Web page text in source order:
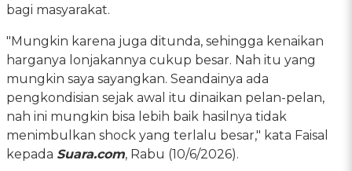
bagi masyarakat.
"Mungkin karena juga ditunda, sehingga kenaikan
harganya lonjakannya cukup besar. Nah itu yang
mungkin saya sayangkan. Seandainya ada
pengkondisian sejak awal itu dinaikan pelan-pelan,
nah ini mungkin bisa lebih baik hasilnya tidak
menimbulkan shock yang terlalu besar," kata Faisal
kepada Suara.com, Rabu (10/6/2026).